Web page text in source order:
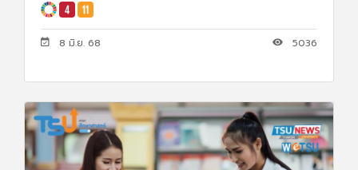
8 มิ.ย. 68 5036